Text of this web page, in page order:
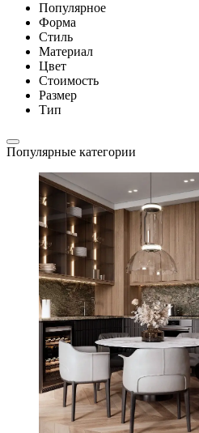
Популярное
Форма
Стиль
Материал
Цвет
Стоимость
Размер
Тип
Популярные категории